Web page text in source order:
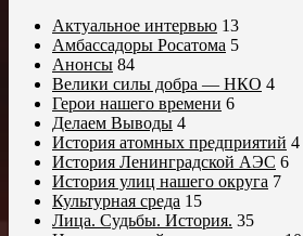
Актуальное интервью 13
Амбассадоры Росатома 5
Анонсы 84
Велики силы добра — НКО 4
Герои нашего времени 6
Делаем Выводы 4
История атомных предприятий 4
История Ленинградской АЭС 6
История улиц нашего округа 7
Культурная среда 15
Лица. Судьбы. История. 35